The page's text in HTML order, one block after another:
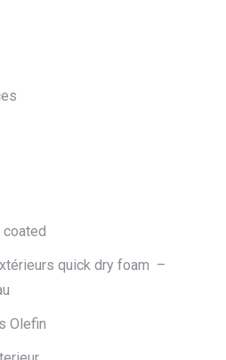
coated
quick dry foam –
Olefin